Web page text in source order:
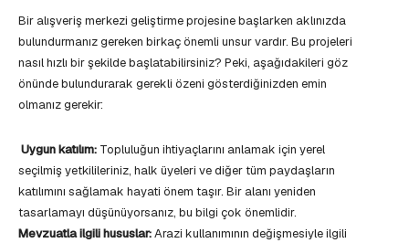
Bir alışveriş merkezi geliştirme projesine başlarken aklınızda
bulundurmanız gereken birkaç önemli unsur vardır. Bu projeleri
nasıl hızlı bir şekilde başlatabilirsiniz? Peki, aşağıdakileri göz
önünde bulundurarak gerekli özeni gösterdiğinizden emin
olmanız gerekir:
Uygun katılım: Topluluğun ihtiyaçlarını anlamak için yerel
seçilmiş yetkilileriniz, halk üyeleri ve diğer tüm paydaşların
katılımını sağlamak hayati önem taşır. Bir alanı yeniden
tasarlamayı düşünüyorsanız, bu bilgi çok önemlidir.
Mevzuatla ilgili hususlar:Arazi kullanımının değişmesiyle ilgili